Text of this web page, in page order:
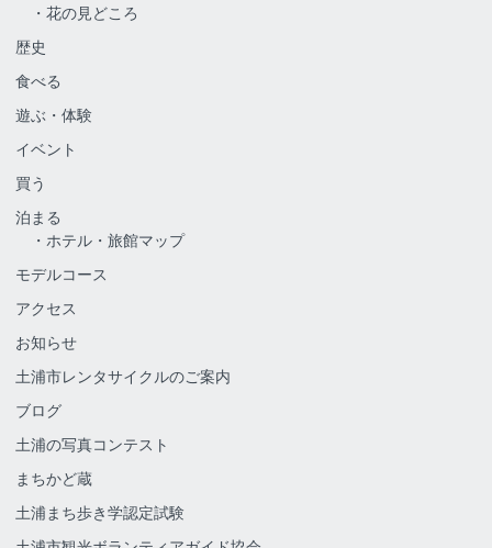
花の見どころ
歴史
食べる
遊ぶ・体験
イベント
買う
泊まる
ホテル・旅館マップ
モデルコース
アクセス
お知らせ
土浦市レンタサイクルのご案内
ブログ
土浦の写真コンテスト
まちかど蔵
土浦まち歩き学認定試験